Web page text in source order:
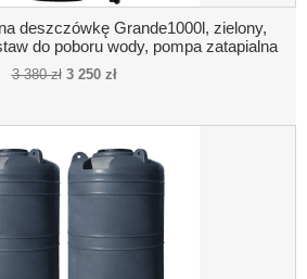
deszczówkę Grande1000l, zielony,
do poboru wody, pompa zatapialna
3 380 zł 3 250 zł